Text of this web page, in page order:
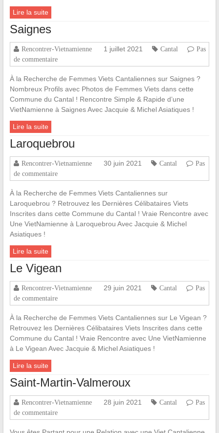
Lire la suite
Saignes
Rencontrer-Vietnamienne 1 juillet 2021 Cantal
Pas
de commentaire
À la Recherche de Femmes Viets Cantaliennes sur Saignes ?
Nombreux Profils avec Photos de Femmes Viets dans cette
Commune du Cantal ! Rencontre Simple & Rapide d’une
VietNamienne à Saignes Avec Jacquie & Michel Asiatiques !
Lire la suite
Laroquebrou
Rencontrer-Vietnamienne 30 juin 2021 Cantal
Pas
de commentaire
À la Recherche de Femmes Viets Cantaliennes sur
Laroquebrou ? Retrouvez les Dernières Célibataires Viets
Inscrites dans cette Commune du Cantal ! Vraie Rencontre avec
Une VietNamienne à Laroquebrou Avec Jacquie & Michel
Asiatiques !
Lire la suite
Le Vigean
Rencontrer-Vietnamienne 29 juin 2021 Cantal
Pas
de commentaire
À la Recherche de Femmes Viets Cantaliennes sur Le Vigean ?
Retrouvez les Dernières Célibataires Viets Inscrites dans cette
Commune du Cantal ! Vraie Rencontre avec Une VietNamienne
à Le Vigean Avec Jacquie & Michel Asiatiques !
Lire la suite
Saint-Martin-Valmeroux
Rencontrer-Vietnamienne 28 juin 2021 Cantal
Pas
de commentaire